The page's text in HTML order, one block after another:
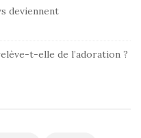
deviennent
t-elle de l’adoration ?